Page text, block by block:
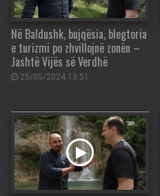
Në Baldushk, bujqësia, blegtoria
e turizmi po zhvillojnë zonën –
Jashtë Vijës së Verdhë
25/05/2024 13:51